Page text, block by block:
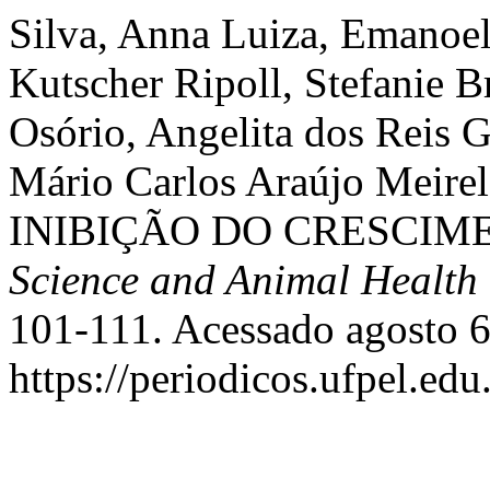
Silva, Anna Luiza,
Kutscher Ripoll, Stefanie
Osório, Angelita dos Reis
Mário Carlos Araújo
INIBIÇÃO DO
Science and Animal Health
101-111. Acessado agosto
https://